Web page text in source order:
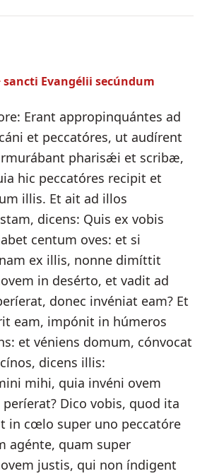
sancti Evangélii secúndum
Erant appropinquántes ad
et peccatóres, ut audírent
pharisǽi et scribæ,
hic peccatóres recipit et
illis. Et ait ad illos
dicens: Quis ex vobis
centum oves: et si
ex illis, nonne dimíttit
in desérto, et vadit ad
donec invéniat eam? Et
eam, impónit in húmeros
et véniens domum, cónvocat
dicens illis:
mihi, quia invéni ovem
Dico vobis, quod ita
in cœlo super uno peccatóre
agénte, quam super
justis, qui non índigent